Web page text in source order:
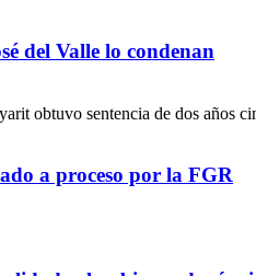
del Valle lo condenan
obtuvo sentencia de dos años
a proceso por la FGR